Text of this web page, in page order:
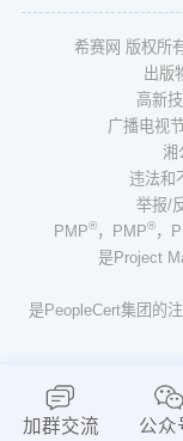
希赛网 版权
出版
高新
广播电视
湘
违法和
举报/
PMP®，PMP®，
是Project
是PeopleCert集团的
加群交流 公众